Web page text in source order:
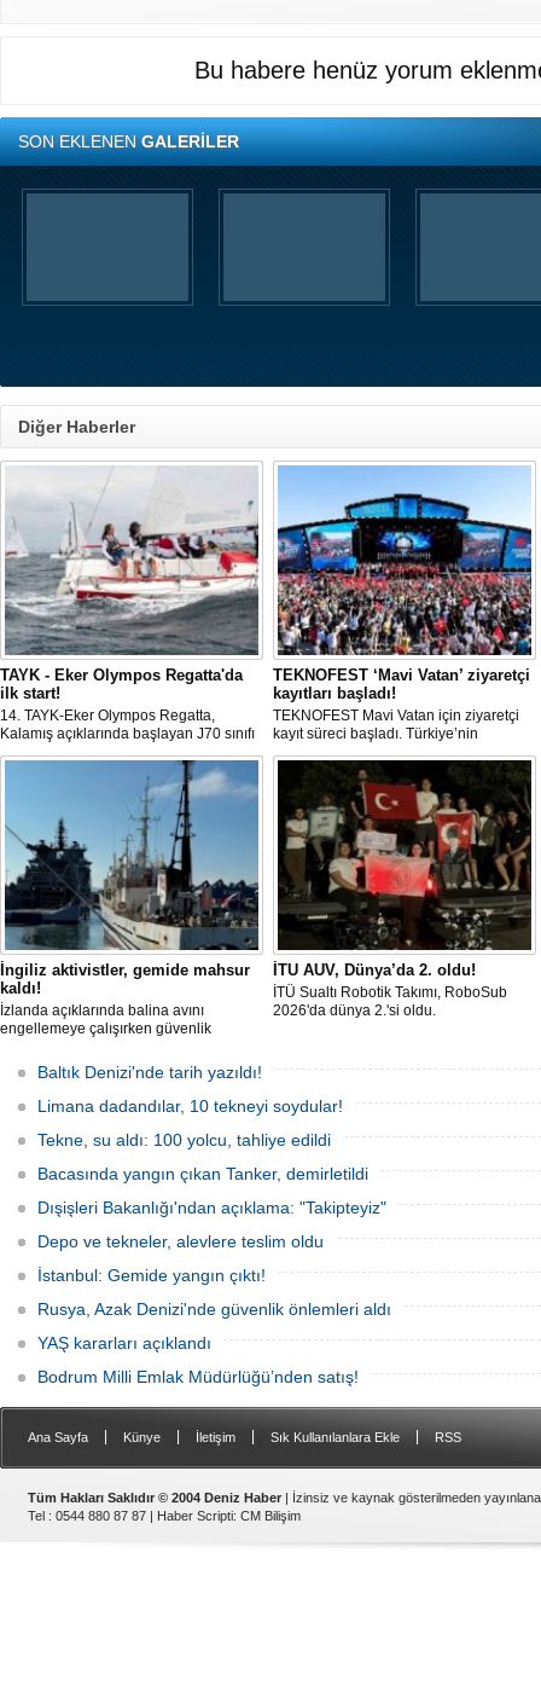
Bu habere henüz yorum
SON EKLENENGALERİLER
Diğer Haberler
TAYK - Eker Olympos Regatta'da
ilk start!
14. TAYK-Eker Olympos Regatta,
Kalamış açıklarında başlayan J70 sınıfı
yarışlarıyla ilk startını verdi. İstanbul'u 10
gün boyunca yelken coşkusuyla
buluşturacak organizasyonun ilk
gününde 9 tekne rüzgârla buluştu.
TEKNOFEST ‘Mavi Vatan’ ziyaretçi
kayıtları başladı!
TEKNOFEST Mavi Vatan için ziyaretçi
kayıt süreci başladı. Türkiye’nin
denizcilik ve savunma teknolojilerine
odaklanan etkinliği, 20-23 Ağustos
tarihleri arasında Gölcük Tersanesi
Komutanlığı’nda gerçekleştirilecek.
İngiliz aktivistler, gemide mahsur
kaldı!
İzlanda açıklarında balina avını
engellemeye çalışırken güvenlik
protesto gemisindeki 21 çevre aktivisti,
günlerdir gemiden çıkmalarına izin
verilmediğini ve temel haklarının ihlal
edildiğini öne sürdü. Mürettebatta iki
Britanyalı aktivist de bulunuyor.
İTU AUV, Dünya’da 2. oldu!
İTÜ Sualtı Robotik Takımı, RoboSub
2026'da dünya 2.'si oldu.
Baltık Denizi'nde tarih yazıldı!
Limana dadandılar, 10 tekneyi soydular!
Tekne, su aldı: 100 yolcu, tahliye edildi
Bacasında yangın çıkan Tanker, demirletildi
Dışişleri Bakanlığı'ndan açıklama: "Takipteyiz"
Depo ve tekneler, alevlere teslim oldu
İstanbul: Gemide yangın çıktı!
Rusya, Azak Denizi'nde güvenlik önlemleri aldı
YAŞ kararları açıklandı
Bodrum Milli Emlak Müdürlüğü’nden satış!
Ana Sayfa Künye İletişim Sık Kullanılanlara Ekle RSS
Tüm Hakları Saklıdır © 2004 Deniz Haber | İzinsiz ve kaynak gösterilmeden
Tel : 0544 880 87 87 | Haber Scripti: CM Bilişim